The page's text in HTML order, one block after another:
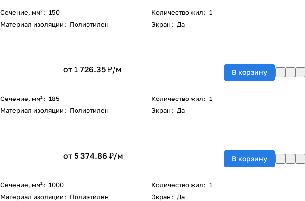
Сечение, мм²: 150 Количество жил: 1
Материал изоляции: Полиэтилен Экран: Да
от 1 726.35 ₽/м В корзину
Сечение, мм²: 185 Количество жил: 1
Материал изоляции: Полиэтилен Экран: Да
от 5 374.86 ₽/м В корзину
Сечение, мм²: 1000 Количество жил: 1
Материал изоляции: Полиэтилен Экран: Да